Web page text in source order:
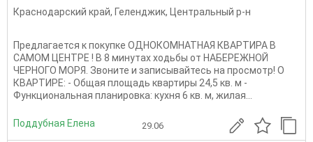
Краснодарский край, Геленджик, Центральный р-н
Предлагается к покупке ОДНОКОМНАТНАЯ КВАРТИРА В
САМОМ ЦЕНТРЕ ! В 8 минутах ходьбы от НАБЕРЕЖНОЙ
ЧЕРНОГО МОРЯ. Звоните и записывайтесь на просмотр! О
КВАРТИРЕ: - Общая площадь квартиры 24,5 кв. м -
Функциональная планировка: кухня 6 кв. м, жилая...
Поддубная Елена 29.06